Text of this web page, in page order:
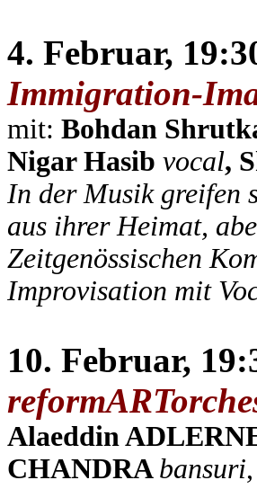
4. Februar,
Immigration-
mit: Bohdan
Nigar Hasib vocal,
In der Musik greifen
aus ihrer Heimat,
Zeitgenössischen
Improvisation mit
10. Februar,
Alaeddin
CHANDRA bansuri,